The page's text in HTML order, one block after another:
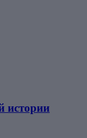
истории